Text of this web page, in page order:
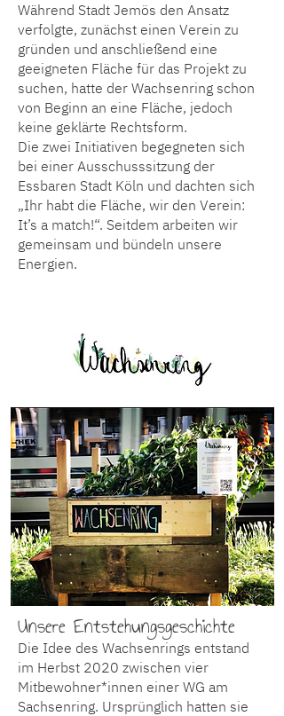
Während Stadt Jemös den Ansatz
verfolgte, zunächst einen Verein zu
gründen und anschließend eine
geeigneten Fläche für das Projekt zu
suchen, hatte der Wachsenring schon
von Beginn an eine Fläche, jedoch
keine geklärte Rechtsform.
Die zwei Initiativen begegneten sich
bei einer Ausschusssitzung der
Essbaren Stadt Köln und dachten sich
„Ihr habt die Fläche, wir den Verein:
It’s a match!“. Seitdem arbeiten wir
gemeinsam und bündeln unsere
Energien.
Unsere Entstehungsgeschichte
Die Idee des Wachsenrings entstand
im Herbst 2020 zwischen vier
Mitbewohner*innen einer WG am
Sachsenring. Ursprünglich hatten sie